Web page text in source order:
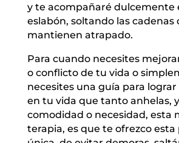
y te acompañaré dulcemente
eslabón, soltando las cadenas
mantienen atrapado.
Para cuando necesites
o conflicto de tu vida o
necesites una guía para
en tu vida que tanto anhelas,
comodidad o necesidad, esta
terapia, es que te ofrezco esta